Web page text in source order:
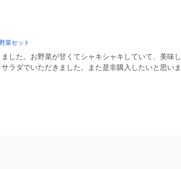
菜セット
した。お野菜が甘くてシャキシャキしていて、美味し
ラダでいただきました。また是非購入したいと思いま